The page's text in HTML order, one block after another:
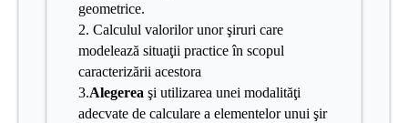
geometrice.
2. Calculul valorilor unor şiruri care
modelează situaţii practice în scopul
caracterizării acestora
3.Alegerea şi utilizarea unei modalităţi
adecvate de calculare a elementelor unui şir